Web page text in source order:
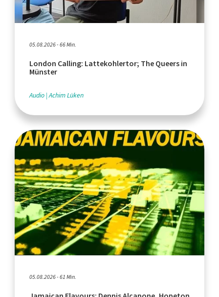
05.08.2026 - 66 Min.
London Calling: Lattekohlertor; The Queers in
Münster
Audio Achim Lüken
05.08.2026 - 61 Min.